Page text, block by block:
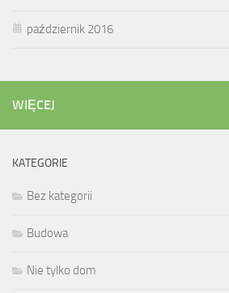
październik 2016
WIĘCEJ
KATEGORIE
Bez kategorii
Budowa
Nie tylko dom